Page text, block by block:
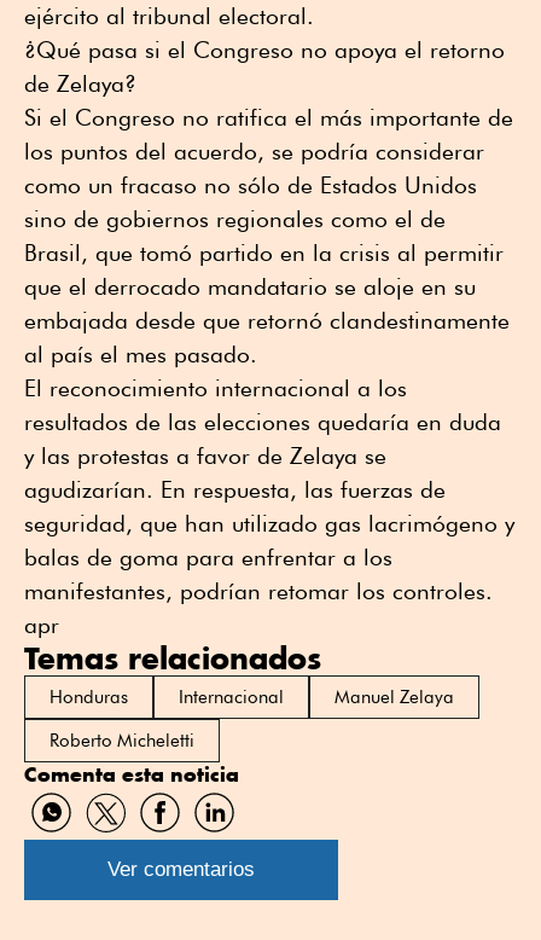
ejército al tribunal electoral.
¿Qué pasa si el Congreso no apoya el retorno
de Zelaya?
Si el Congreso no ratifica el más importante de
los puntos del acuerdo, se podría considerar
como un fracaso no sólo de Estados Unidos
sino de gobiernos regionales como el de
Brasil, que tomó partido en la crisis al permitir
que el derrocado mandatario se aloje en su
embajada desde que retornó clandestinamente
al país el mes pasado.
El reconocimiento internacional a los
resultados de las elecciones quedaría en duda
y las protestas a favor de Zelaya se
agudizarían. En respuesta, las fuerzas de
seguridad, que han utilizado gas lacrimógeno y
balas de goma para enfrentar a los
manifestantes, podrían retomar los controles.
apr
Temas relacionados
Honduras Internacional
Manuel Zelaya
Roberto Micheletti
Comenta esta noticia
Compartir
por
WhatsApp
Compartir
por
Twitter
Compartir
por
Facebook
Compartir
por
Linkedin
Ver comentarios